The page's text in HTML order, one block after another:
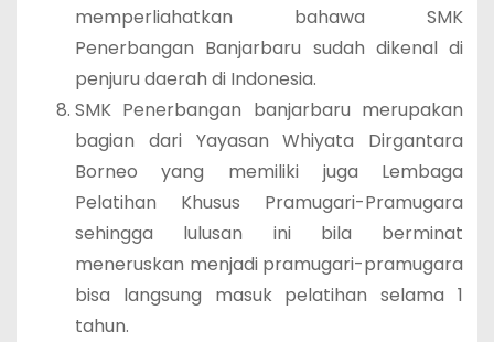
memperliahatkan bahawa SMK
Penerbangan Banjarbaru sudah dikenal di
penjuru daerah di Indonesia.
SMK Penerbangan banjarbaru merupakan
bagian dari Yayasan Whiyata Dirgantara
Borneo yang memiliki juga Lembaga
Pelatihan Khusus Pramugari-Pramugara
sehingga lulusan ini bila berminat
meneruskan menjadi pramugari-pramugara
bisa langsung masuk pelatihan selama 1
tahun.